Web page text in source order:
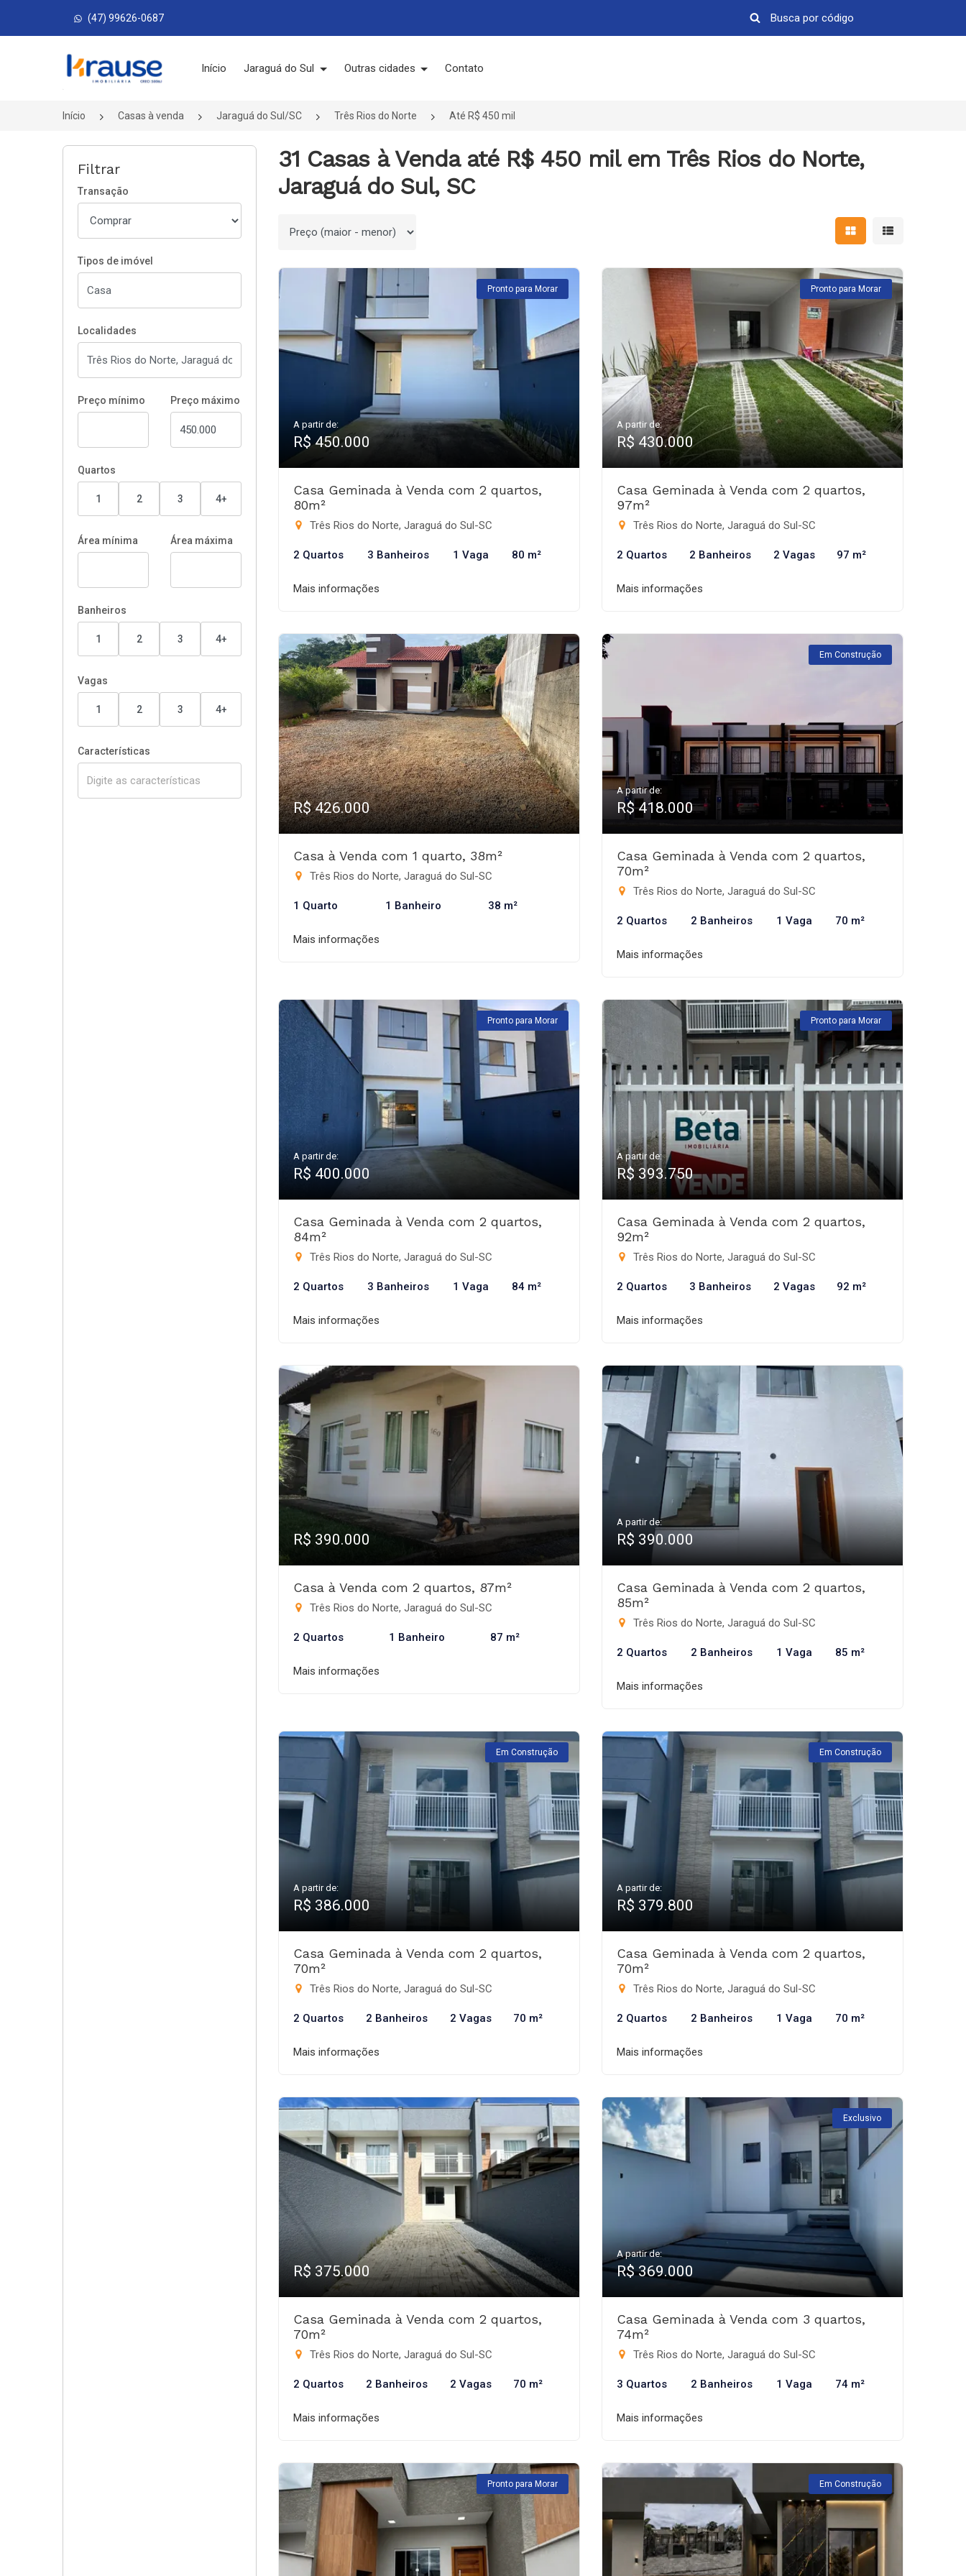
(47) 99626-0687
Página inicial
Início Jaraguá do Sul Outras cidades Contato
Início Casas à venda Jaraguá do Sul/SC Três Rios do Norte Até R$ 450 mil
Filtrar
Transação
Tipos de imóvel
Localidades
Preço mínimo Preço máximo
Quartos
1 2 3 4+
Área mínima Área máxima
Banheiros
1 2 3 4+
Vagas
1 2 3 4+
Características
31 Casas à Venda até R$ 450 mil em Três Rios do Norte,
Jaraguá do Sul, SC
Ordenar por Mostrar resultados em
Mostrar
Pronto para Morar
A partir de:
R$ 450.000
Casa Geminada à Venda com 2 quartos,
80m²
Três Rios do Norte, Jaraguá do Sul-SC
2 Quartos 3 Banheiros 1 Vaga 80 m²
Mais informações
Pronto para Morar
A partir de:
R$ 430.000
Casa Geminada à Venda com 2 quartos,
97m²
Três Rios do Norte, Jaraguá do Sul-SC
2 Quartos 2 Banheiros 2 Vagas 97 m²
Mais informações
R$ 426.000
Casa à Venda com 1 quarto, 38m²
Três Rios do Norte, Jaraguá do Sul-SC
1 Quarto 1 Banheiro 38 m²
Mais informações
Em Construção
A partir de:
R$ 418.000
Casa Geminada à Venda com 2 quartos,
70m²
Três Rios do Norte, Jaraguá do Sul-SC
2 Quartos 2 Banheiros 1 Vaga 70 m²
Mais informações
Pronto para Morar
A partir de:
R$ 400.000
Casa Geminada à Venda com 2 quartos,
84m²
Três Rios do Norte, Jaraguá do Sul-SC
2 Quartos 3 Banheiros 1 Vaga 84 m²
Mais informações
Pronto para Morar
A partir de:
R$ 393.750
Casa Geminada à Venda com 2 quartos,
92m²
Três Rios do Norte, Jaraguá do Sul-SC
2 Quartos 3 Banheiros 2 Vagas 92 m²
Mais informações
R$ 390.000
Casa à Venda com 2 quartos, 87m²
Três Rios do Norte, Jaraguá do Sul-SC
2 Quartos 1 Banheiro 87 m²
Mais informações
A partir de:
R$ 390.000
Casa Geminada à Venda com 2 quartos,
85m²
Três Rios do Norte, Jaraguá do Sul-SC
2 Quartos 2 Banheiros 1 Vaga 85 m²
Mais informações
Em Construção
A partir de:
R$ 386.000
Casa Geminada à Venda com 2 quartos,
70m²
Três Rios do Norte, Jaraguá do Sul-SC
2 Quartos 2 Banheiros 2 Vagas 70 m²
Mais informações
Em Construção
A partir de:
R$ 379.800
Casa Geminada à Venda com 2 quartos,
70m²
Três Rios do Norte, Jaraguá do Sul-SC
2 Quartos 2 Banheiros 1 Vaga 70 m²
Mais informações
R$ 375.000
Casa Geminada à Venda com 2 quartos,
70m²
Três Rios do Norte, Jaraguá do Sul-SC
2 Quartos 2 Banheiros 2 Vagas 70 m²
Mais informações
Exclusivo
A partir de:
R$ 369.000
Casa Geminada à Venda com 3 quartos,
74m²
Três Rios do Norte, Jaraguá do Sul-SC
3 Quartos 2 Banheiros 1 Vaga 74 m²
Mais informações
Pronto para Morar Em Construção